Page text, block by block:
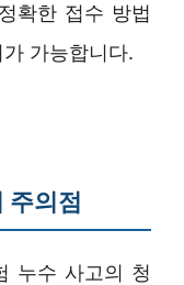
확한 접수 방법
가능합니다.
주의점
누수 사고의 청